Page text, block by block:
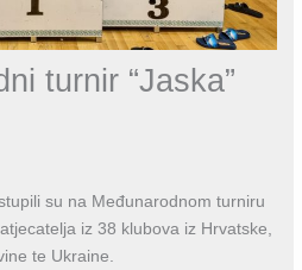
turnir “Jaska”
su na Međunarodnom turniru
iz 38 klubova iz Hrvatske,
te Ukraine.